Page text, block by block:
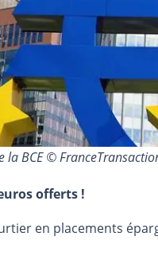
BCE ©
offerts !
en placements